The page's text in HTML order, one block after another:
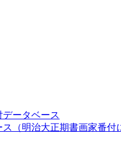
ータベース
（明治大正期書画家番付